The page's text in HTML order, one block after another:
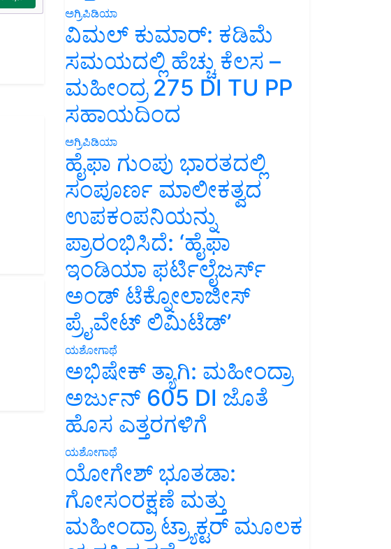
ಅಗ್ರಿಪಿಡಿಯಾ
ವಿಮಲ್ ಕುಮಾರ್: ಕಡಿಮೆ
ಸಮಯದಲ್ಲಿ ಹೆಚ್ಚು ಕೆಲಸ –
ಮಹೀಂದ್ರ 275 DI TU PP
ಸಹಾಯದಿಂದ
ಅಗ್ರಿಪಿಡಿಯಾ
ಹೈಫಾ ಗುಂಪು ಭಾರತದಲ್ಲಿ
ಸಂಪೂರ್ಣ ಮಾಲೀಕತ್ವದ
ಉಪಕಂಪನಿಯನ್ನು
ಪ್ರಾರಂಭಿಸಿದೆ: ‘ಹೈಫಾ
ಇಂಡಿಯಾ ಫರ್ಟಿಲೈಜರ್ಸ್
ಅಂಡ್ ಟೆಕ್ನೋಲಾಜೀಸ್
ಪ್ರೈವೇಟ್ ಲಿಮಿಟೆಡ್’
ಯಶೋಗಾಥೆ
ಅಭಿಷೇಕ್ ತ್ಯಾಗಿ: ಮಹೀಂದ್ರಾ
ಅರ್ಜುನ್ 605 DI ಜೊತೆ
ಹೊಸ ಎತ್ತರಗಳಿಗೆ
ಯಶೋಗಾಥೆ
ಯೋಗೇಶ್ ಭೂತಡಾ:
ಗೋಸಂರಕ್ಷಣೆ ಮತ್ತು
ಮಹೀಂದ್ರಾ ಟ್ರ್ಯಾಕ್ಟರ್ ಮೂಲಕ